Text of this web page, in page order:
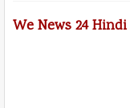
We News 24 Hindi